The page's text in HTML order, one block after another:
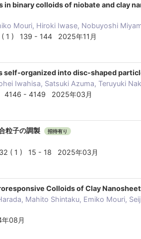
binary colloids of niobate and clay
Mouri, Hiroki Iwase, Nobuyoshi
1 ) 139 - 144 2025年11月
self-organized into disc-shaped
Iwahisa, Satsuki Azuma, Teruyuki
4146 - 4149 2025年03月
粒子の調製 招待有り
32 ( 1 ) 15 - 18 2025年03月
Colloids of Clay
Mahito Shintaku, Emiko Mouri,
08月